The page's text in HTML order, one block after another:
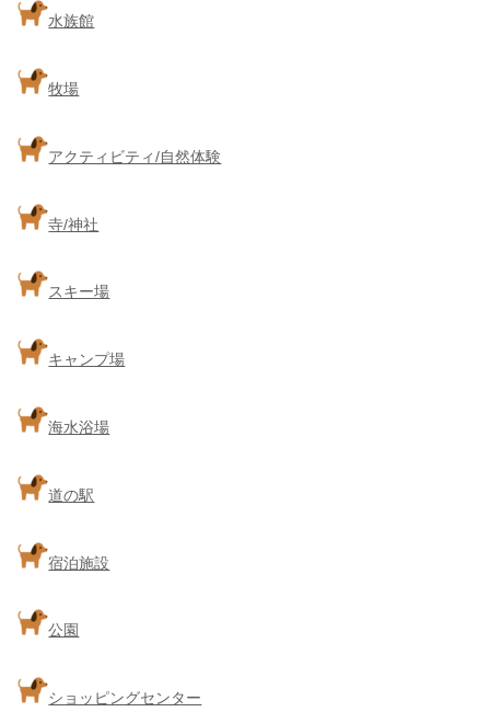
水族館
牧場
アクティビティ/自然体験
寺/神社
スキー場
キャンプ場
海水浴場
道の駅
宿泊施設
公園
ショッピングセンター